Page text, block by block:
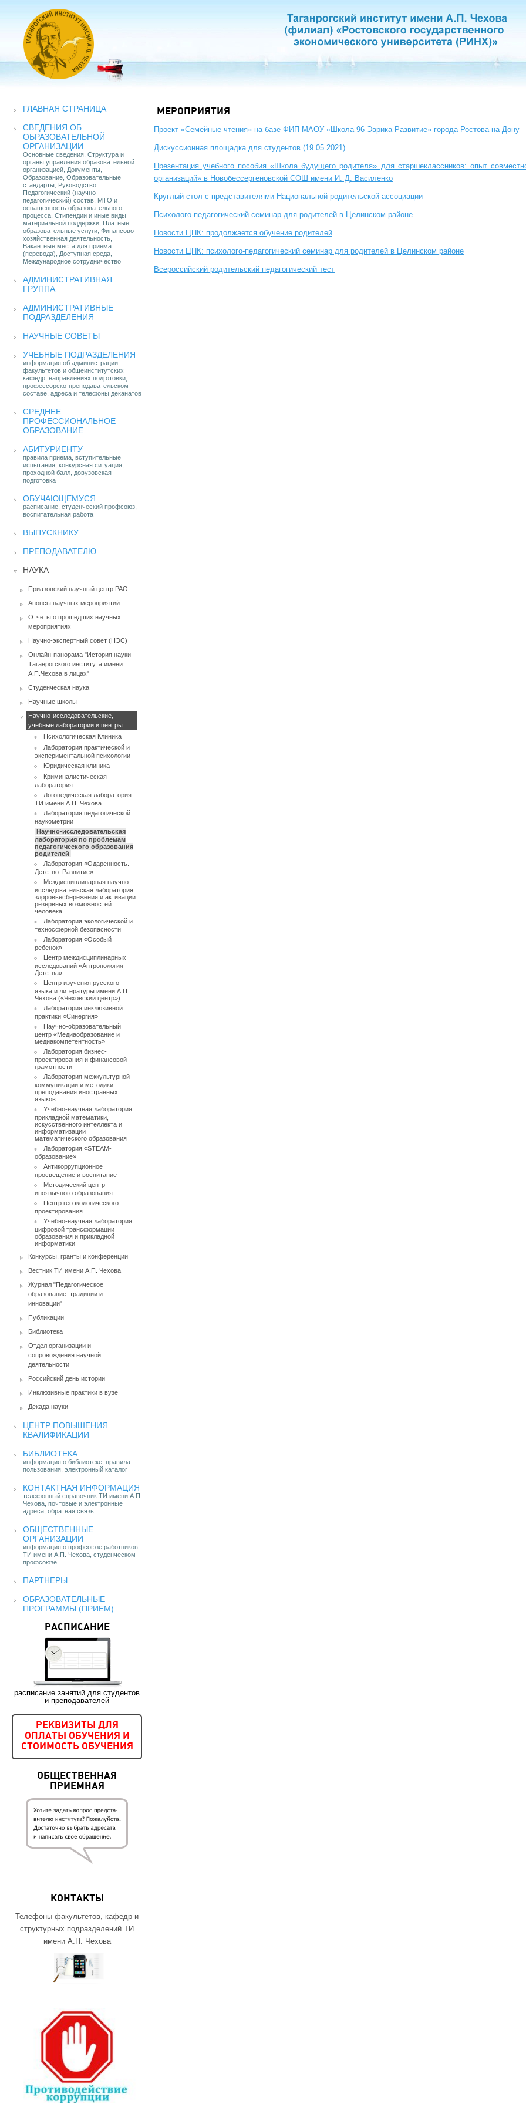
ГЛАВНАЯ СТРАНИЦА
СВЕДЕНИЯ ОБ
ОБРАЗОВАТЕЛЬНОЙ
ОРГАНИЗАЦИИ
Основные сведения, Структура и
органы управления образовательной
организацией, Документы,
Образование, Образовательные
стандарты, Руководство.
Педагогический (научно-
педагогический) состав, МТО и
оснащенность образовательного
процесса, Стипендии и иные виды
материальной поддержки, Платные
образовательные услуги, Финансово-
хозяйственная деятельность,
Вакантные места для приема
(перевода), Доступная среда,
Международное сотрудничество
АДМИНИСТРАТИВНАЯ
ГРУППА
АДМИНИСТРАТИВНЫЕ
ПОДРАЗДЕЛЕНИЯ
НАУЧНЫЕ СОВЕТЫ
УЧЕБНЫЕ ПОДРАЗДЕЛЕНИЯ
информация об администрации
факультетов и общеинститутских
кафедр, направлениях подготовки,
профессорско-преподавательском
составе, адреса и телефоны деканатов
СРЕДНЕЕ
ПРОФЕССИОНАЛЬНОЕ
ОБРАЗОВАНИЕ
АБИТУРИЕНТУ
правила приема, вступительные
испытания, конкурсная ситуация,
проходной балл, довузовская
подготовка
ОБУЧАЮЩЕМУСЯ
расписание, студенческий профсоюз,
воспитательная работа
ВЫПУСКНИКУ
ПРЕПОДАВАТЕЛЮ
НАУКА
Приазовский научный центр РАО
Анонсы научных мероприятий
Отчеты о прошедших научных
мероприятиях
Научно-экспертный совет (НЭС)
Онлайн-панорама "История науки
Таганрогского института имени
А.П.Чехова в лицах"
Студенческая наука
Научные школы
Научно-исследовательские,
учебные лаборатории и центры
Психологическая Клиника
Лаборатория практической и
экспериментальной психологии
Юридическая клиника
Криминалистическая
лаборатория
Логопедическая лаборатория
ТИ имени А.П. Чехова
Лаборатория педагогической
наукометрии
Научно-исследовательская
лаборатория по проблемам
педагогического образования
родителей
Лаборатория «Одаренность.
Детство. Развитие»
Междисциплинарная научно-
исследовательская лаборатория
здоровьесбережения и активации
резервных возможностей
человека
Лаборатория экологической и
техносферной безопасности
Лаборатория «Особый
ребенок»
Центр междисциплинарных
исследований «Антропология
Детства»
Центр изучения русского
языка и литературы имени А.П.
Чехова («Чеховский центр»)
Лаборатория инклюзивной
практики «Синергия»
Научно-образовательный
центр «Медиаобразование и
медиакомпетентность»
Лаборатория бизнес-
проектирования и финансовой
грамотности
Лаборатория межкультурной
коммуникации и методики
преподавания иностранных
языков
Учебно-научная лаборатория
прикладной математики,
искусственного интеллекта и
информатизации
математического образования
Лаборатория «STEAM-
образование»
Антикоррупционное
просвещение и воспитание
Методический центр
иноязычного образования
Центр геоэкологического
проектирования
Учебно-научная лаборатория
цифровой трансформации
образования и прикладной
информатики
Конкурсы, гранты и конференции
Вестник ТИ имени А.П. Чехова
Журнал "Педагогическое
образование: традиции и
инновации"
Публикации
Библиотека
Отдел организации и
сопровождения научной
деятельности
Российский день истории
Инклюзивные практики в вузе
Декада науки
ЦЕНТР ПОВЫШЕНИЯ
КВАЛИФИКАЦИИ
БИБЛИОТЕКА
информация о библиотеке, правила
пользования, электронный каталог
КОНТАКТНАЯ ИНФОРМАЦИЯ
телефонный справочник ТИ имени А.П.
Чехова, почтовые и электронные
адреса, обратная связь
ОБЩЕСТВЕННЫЕ
ОРГАНИЗАЦИИ
информация о профсоюзе работников
ТИ имени А.П. Чехова, студенческом
профсоюзе
ПАРТНЕРЫ
ОБРАЗОВАТЕЛЬНЫЕ
ПРОГРАММЫ (ПРИЕМ)
РАСПИСАНИЕ
расписание занятий для студентов
и преподавателей
РЕКВИЗИТЫ ДЛЯ
ОПЛАТЫ ОБУЧЕНИЯ И
СТОИМОСТЬ ОБУЧЕНИЯ
ОБЩЕСТВЕННАЯ
ПРИЕМНАЯ
КОНТАКТЫ
Телефоны факультетов, кафедр и
структурных подразделений ТИ
имени А.П. Чехова
МЕРОПРИЯТИЯ
Проект «Семейные чтения» на базе ФИП МАОУ «Школа 96 Эврика-Развитие» города Ростова-на-Дону
Дискуссионная площадка для студентов (19.05.2021)
Презентация учебного пособия «Школа будущего родителя» для старшеклассников: опыт
организаций» в Новобессергеновской СОШ имени И. Д. Василенко
Круглый стол с представителями Национальной родительской ассоциации
Психолого-педагогический семинар для родителей в Целинском районе
Новости ЦПК: продолжается обучение родителей
Новости ЦПК: психолого-педагогический семинар для родителей в Целинском районе
Всероссийский родительский педагогический тест